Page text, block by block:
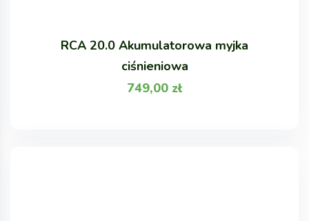
RCA 20.0 Akumulatorowa myjka
ciśnieniowa
749,00 zł